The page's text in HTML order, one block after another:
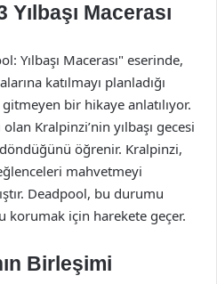
Macerası
Yılbaşı Macerası" eserinde,
katılmayı planladığı
bir hikaye anlatılıyor.
Kralpinzi’nin yılbaşı gecesi
öğrenir. Kralpinzi,
mahvetmeyi
Deadpool, bu durumu
korumak için harekete geçer.
Birleşimi